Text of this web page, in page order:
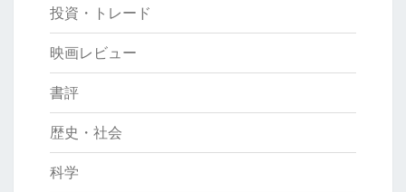
投資・トレード
映画レビュー
書評
歴史・社会
科学